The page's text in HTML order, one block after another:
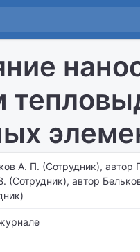
А. П. (Сотрудник), автор
(Сотрудник), автор